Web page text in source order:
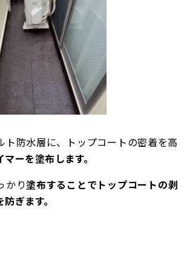
ト防水層に、トップコートの密着を高
マーを塗布します。
かり塗布することでトップコートの剥
ぎます。